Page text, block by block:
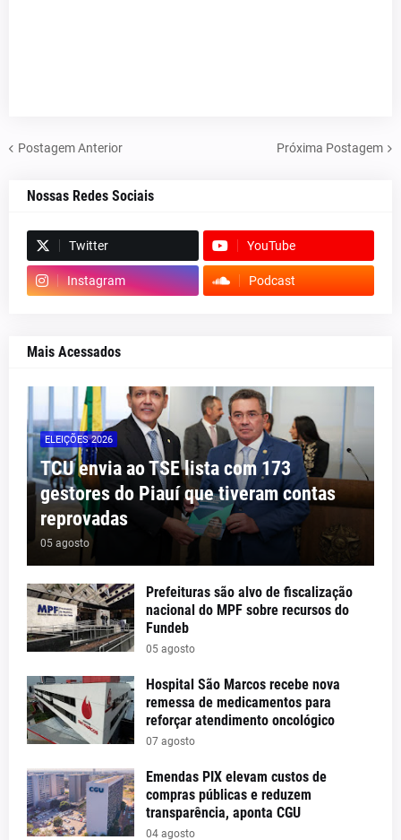
Postagem Anterior Próxima Postagem
Nossas Redes Sociais
Twitter YouTube
Instagram Podcast
Mais Acessados
ELEIÇÕES 2026
TCU envia ao TSE lista com 173
gestores do Piauí que tiveram contas
reprovadas
05 agosto
Prefeituras são alvo de fiscalização
nacional do MPF sobre recursos do
Fundeb
05 agosto
Hospital São Marcos recebe nova
remessa de medicamentos para
reforçar atendimento oncológico
07 agosto
Emendas PIX elevam custos de
compras públicas e reduzem
transparência, aponta CGU
04 agosto